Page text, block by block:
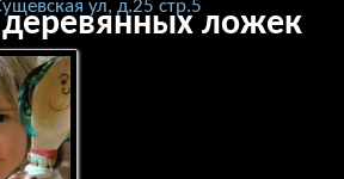
ул, д.25 стр.5 ложек